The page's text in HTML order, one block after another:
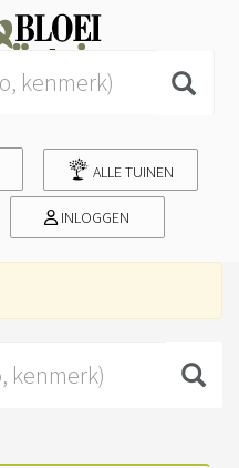
ALLE TUINEN
INLOGGEN